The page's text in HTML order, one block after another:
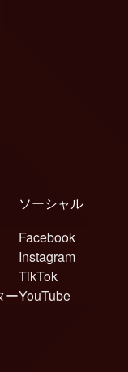
ー
ソーシャル
Facebook
Instagram
TikTok
YouTube